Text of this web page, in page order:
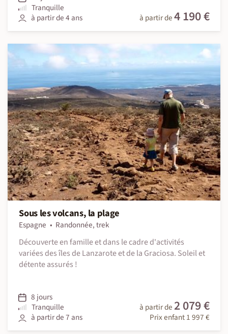
Tranquille
à partir de 4 ans
à partir de4 190 €
Sous les volcans, la plage
Espagne
Randonnée, trek
Découverte en famille et dans le cadre d'activités
variées des îles de Lanzarote et de la Graciosa. Soleil et
détente assurés !
8 jours
Tranquille
à partir de 7 ans
à partir de 2 079 €
Prix enfant 1 997 €